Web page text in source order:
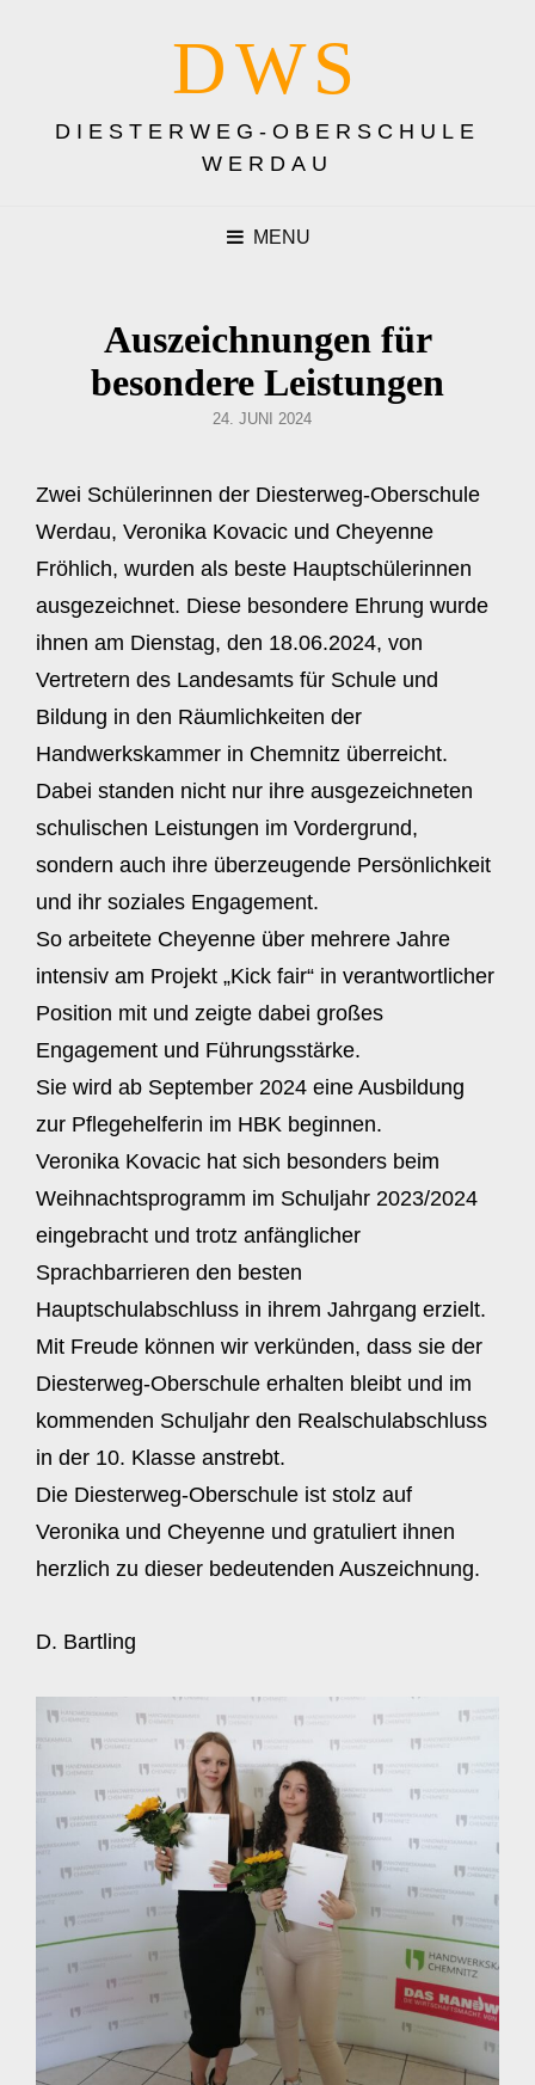
DWS
DIESTERWEG-OBERSCHULE
WERDAU
MENU
Auszeichnungen für
besondere Leistungen
POSTED
24. JUNI 2024
Zwei Schülerinnen der Diesterweg-Oberschule
Werdau, Veronika Kovacic und Cheyenne
Fröhlich, wurden als beste Hauptschülerinnen
ausgezeichnet. Diese besondere Ehrung wurde
ihnen am Dienstag, den 18.06.2024, von
Vertretern des Landesamts für Schule und
Bildung in den Räumlichkeiten der
Handwerkskammer in Chemnitz überreicht.
Dabei standen nicht nur ihre ausgezeichneten
schulischen Leistungen im Vordergrund,
sondern auch ihre überzeugende Persönlichkeit
und ihr soziales Engagement.
So arbeitete Cheyenne über mehrere Jahre
intensiv am Projekt „Kick fair“ in verantwortlicher
Position mit und zeigte dabei großes
Engagement und Führungsstärke.
Sie wird ab September 2024 eine Ausbildung
zur Pflegehelferin im HBK beginnen.
Veronika Kovacic hat sich besonders beim
Weihnachtsprogramm im Schuljahr 2023/2024
eingebracht und trotz anfänglicher
Sprachbarrieren den besten
Hauptschulabschluss in ihrem Jahrgang erzielt.
Mit Freude können wir verkünden, dass sie der
Diesterweg-Oberschule erhalten bleibt und im
kommenden Schuljahr den Realschulabschluss
in der 10. Klasse anstrebt.
Die Diesterweg-Oberschule ist stolz auf
Veronika und Cheyenne und gratuliert ihnen
herzlich zu dieser bedeutenden Auszeichnung.
D. Bartling